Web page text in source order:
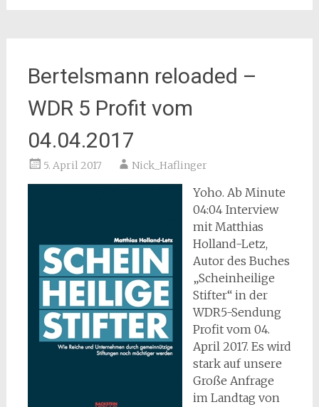
Bertelsmann reloaded –
WDR 5 Profit vom
04.04.2017
5. April 2017 Nick_Haflinger
Yoho. Ab Minute
04:04 Interview
mit Matthias
Holland-Letz,
Autor des Buches
„Scheinheilige
Stifter“ in der
WDR5-Sendung
Profit vom 04.
April 2017. Es wird
stark auf unsere
Große Anfrage
im Landtag von